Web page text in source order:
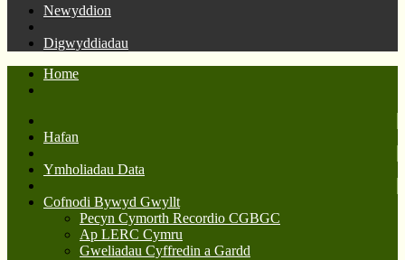
Newyddion
Digwyddiadau
Home
Hafan
Ymholiadau Data
Cofnodi Bywyd Gwyllt
Pecyn Cymorth Recordio CGBGC
Ap LERC Cymru
Gweliadau Cyffredin a Gardd